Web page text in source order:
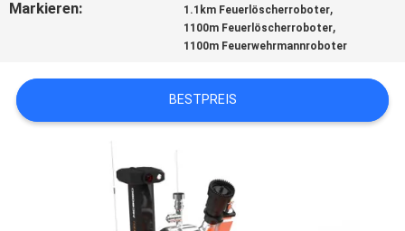
VERBINDUNG
Markieren: 1.1km Feuerlöscherroboter,
1100m Feuerlöscherroboter,
1100m Feuerwehrmannroboter
BESTPREIS